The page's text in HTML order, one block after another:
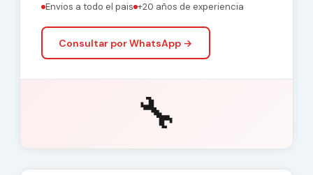
Envios a todo el pais +20 años de experiencia
Consultar por WhatsApp →
🔧